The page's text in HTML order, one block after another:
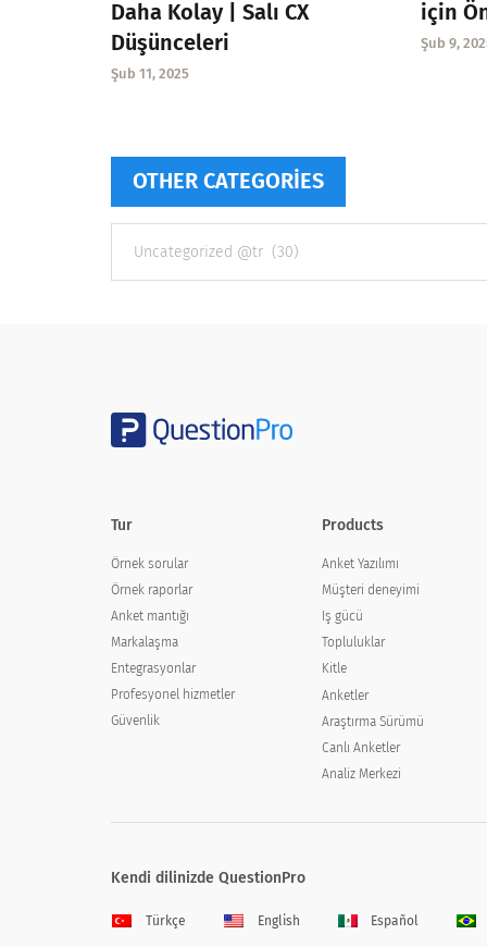
Daha Kolay | Salı CX
Düşünceleri
Şub 11, 2025
için
Şub 9,
OTHER CATEGORIES
categories
Tur
Örnek sorular
Örnek raporlar
Anket mantığı
Markalaşma
Entegrasyonlar
Profesyonel hizmetler
Güvenlik
Products
Anket Yazılımı
Müşteri deneyimi
Iş gücü
Topluluklar
Kitle
Anketler
Araştırma Sürümü
Canlı Anketler
Analiz Merkezi
Kendi dilinizde QuestionPro
Türkçe English Español